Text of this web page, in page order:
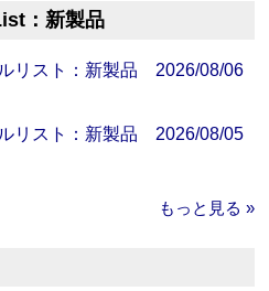
：新製品
リスト：新製品 2026/08/06
リスト：新製品 2026/08/05
もっと見る »